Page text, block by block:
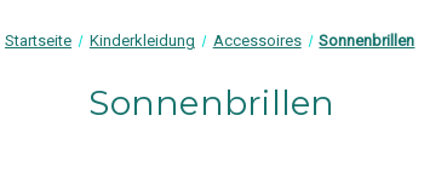
Startseite Kinderkleidung Accessoires Sonnenbrillen
Sonnenbrillen